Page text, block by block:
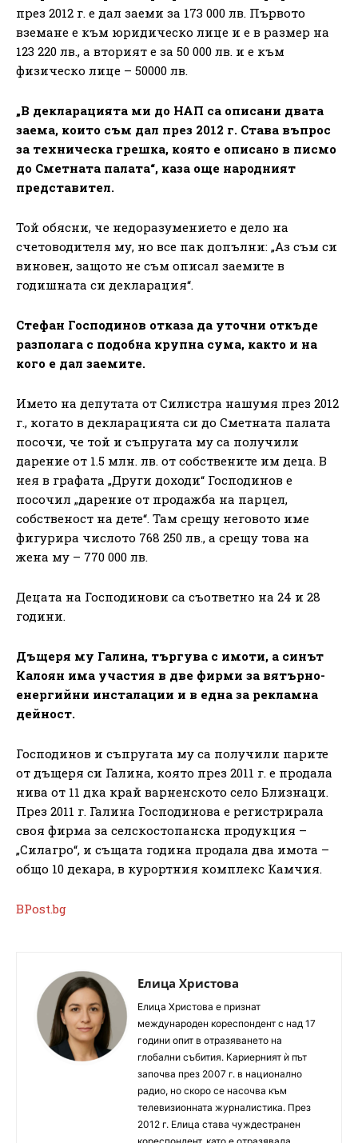
през 2012 г. е дал заеми за 173 000 лв. Първото
вземане е към юридическо лице и е в размер на
123 220 лв., а вторият е за 50 000 лв. и е към
физическо лице – 50000 лв.
„В декларацията ми до НАП са описани двата
заема, които съм дал през 2012 г. Става въпрос
за техническа грешка, която е описано в писмо
до Сметната палата“, каза още народният
представител.
Той обясни, че недоразумението е дело на
счетоводителя му, но все пак допълни: „Аз съм си
виновен, защото не съм описал заемите в
годишната си декларация“.
Стефан Господинов отказа да уточни откъде
разполага с подобна крупна сума, както и на
кого е дал заемите.
Името на депутата от Силистра нашумя през 2012
г., когато в декларацията си до Сметната палата
посочи, че той и съпругата му са получили
дарение от 1.5 млн. лв. от собствените им деца. В
нея в графата „Други доходи“ Господинов е
посочил „дарение от продажба на парцел,
собственост на дете“. Там срещу неговото име
фигурира числото 768 250 лв., а срещу това на
жена му – 770 000 лв.
Децата на Господинови са съответно на 24 и 28
години.
Дъщеря му Галина, търгува с имоти, а синът
Калоян има участия в две фирми за вятърно-
енергийни инсталации и в една за рекламна
дейност.
Господинов и съпругата му са получили парите
от дъщеря си Галина, която през 2011 г. е продала
нива от 11 дка край варненското село Близнаци.
През 2011 г. Галина Господинова е регистрирала
своя фирма за селскостопанска продукция –
„Силагро“, и същата година продала два имота –
общо 10 декара, в курортния комплекс Камчия.
BPost.bg
Елица Христова
Елица Христова е признат
международен кореспондент с над 17
години опит в отразяването на
глобални събития. Кариерният ѝ път
започва през 2007 г. в национално
радио, но скоро се насочва към
телевизионната журналистика. През
2012 г. Елица става чуждестранен